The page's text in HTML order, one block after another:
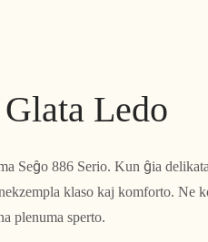
Ledo
Seĝo 886 Serio. Kun ĝia
klaso kaj komforto. Ne
plenuma sperto.